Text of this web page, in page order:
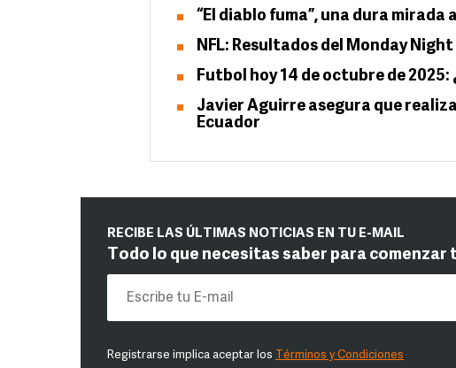
“El diablo fuma”, una dura
NFL: Resultados del Monday
Futbol hoy 14 de octubre de
Javier Aguirre asegura que
Ecuador
RECIBE LAS ÚLTIMAS NOTICIAS EN TU E-MAIL
Todo lo que necesitas saber para comenzar
Registrarse implica aceptar los Términos y Condiciones